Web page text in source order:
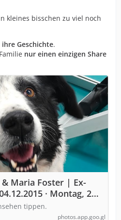
kleines bisschen zu viel noch
Geschichte.
nur einen einzigen Share
& Maria Foster | Ex-
· Montag, 27.
tippen.
photos.app.goo.gl